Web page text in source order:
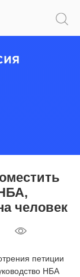
человек
петиции
НБА